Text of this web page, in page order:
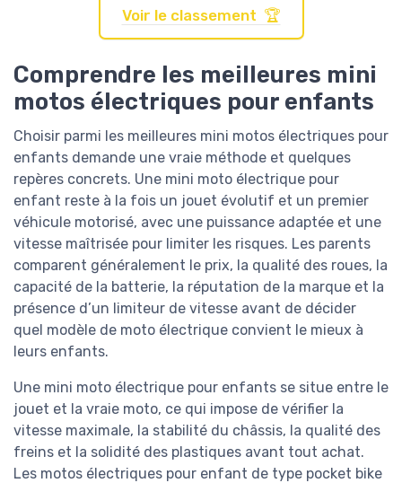
Voir le classement 🏆
Comprendre les meilleures mini
motos électriques pour enfants
Choisir parmi les meilleures mini motos électriques pour
enfants demande une vraie méthode et quelques
repères concrets. Une mini moto électrique pour
enfant reste à la fois un jouet évolutif et un premier
véhicule motorisé, avec une puissance adaptée et une
vitesse maîtrisée pour limiter les risques. Les parents
comparent généralement le prix, la qualité des roues, la
capacité de la batterie, la réputation de la marque et la
présence d’un limiteur de vitesse avant de décider
quel modèle de moto électrique convient le mieux à
leurs enfants.
Une mini moto électrique pour enfants se situe entre le
jouet et la vraie moto, ce qui impose de vérifier la
vitesse maximale, la stabilité du châssis, la qualité des
freins et la solidité des plastiques avant tout achat.
Les motos électriques pour enfant de type pocket bike